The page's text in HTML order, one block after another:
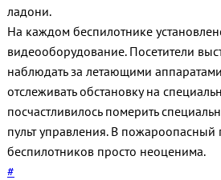
ладони.
На каждом беспилотнике
видеооборудование. Посетители
наблюдать за летающими
отслеживать обстановку на
посчастливилось померить
пульт управления. В
беспилотников просто неоценима.
#